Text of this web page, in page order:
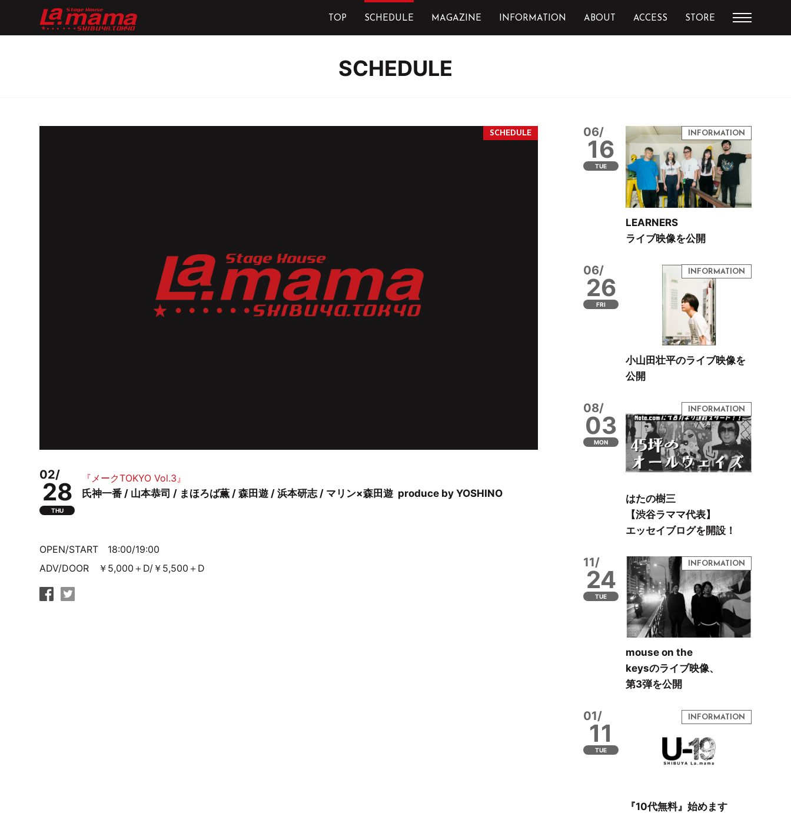
TOP SCHEDULE MAGAZINE INFORMATION ABOUT ACCESS STORE
SCHEDULE
02/
28
THU
『メークTOKYO Vol.3』
氏神一番 / 山本恭司 / まほろば薫 / 森田遊 / 浜本研志 / マリン×森田遊 produce by YOSHINO
OPEN/START 18:00/19:00
ADV/DOOR ￥5,000＋D/￥5,500＋D
06/
16
TUE
LEARNERS
ライブ映像を公開
06/
26
FRI
小山田壮平のライブ映像を
公開
08/
03
MON
はたの樹三
【渋谷ラママ代表】
エッセイブログを開設！
11/
24
TUE
mouse on the
keysのライブ映像、
第3弾を公開
01/
11
TUE
『10代無料』始めます